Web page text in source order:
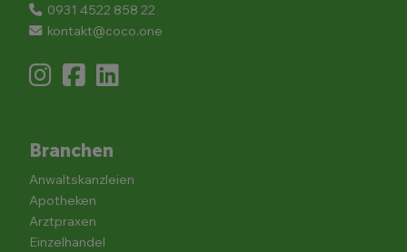
0931 4522 858 22
kontakt@coco.one
Branchen
Anwaltskanzleien
Apotheken
Arztpraxen
Einzelhandel